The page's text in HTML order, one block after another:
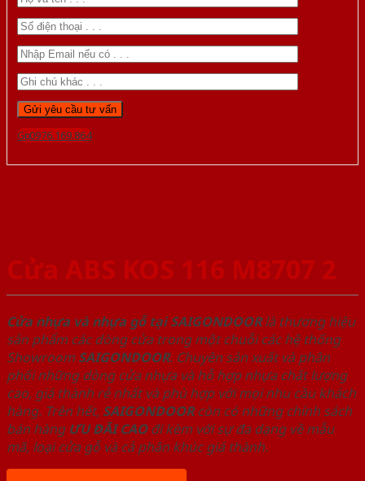
Gọi 0976.169.864
Cửa ABS KOS 116 M8707 2
Cửa nhựa và nhựa gỗ tại SAIGONDOORlà thương hiệu
sản phẩm các dòng cửa trong một chuỗi các hệ thống
Showroom SAIGONDOOR. Chuyên sản xuất và phân
phối những dòng cửa nhựa và hỗ hợp nhựa chất lượng
cao, giá thành rẻ nhất và phù hợp với mọi nhu cầu khách
hàng. Trên hết, SAIGONDOORcòn có những chính sách
bán hàng ƯU ĐÃI CAOđi kèm với sự đa dạng về mẫu
mã, loại cửa gỗ và cả phân khúc giá thành.